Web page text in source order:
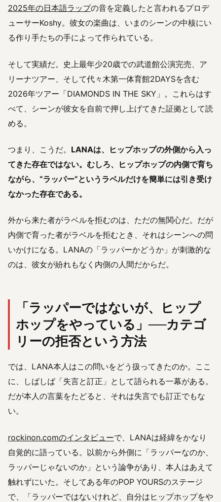
2025年の日本語ラップの音を定義したと言われるプロデ
ューサーKoshy。彼女の楽曲は、いまのシーンの中核にい
る作り手たちの手によって作られている。
そして実績だ。史上最年少20歳での武道館公演完売、ア
リーナツアー、そして代々木第一体育館2DAYSを含む
2026年ツアー「DIAMONDS IN THE SKY」。これらはす
べて、シーンが彼女を自前で押し上げてきた証拠として読
める。
つまり、こうだ。 LANAは、ヒップホップの外側から入っ
てきた存在ではない。むしろ、ヒップホップの内側で育ち
ながら、“ラッパー”というラベルだけを簡単には引き受け
なかった存在である。
外から来た者がラベルを拒むのは、ただの無関心だ。だが
内側で育った者がラベルを拒むとき、それはシーンへの問
いかけになる。LANAの「ラッパーかどうか」が刺激的な
のは、彼女が紛れもなく内側の人間だからだ。
「ラッパーではないが、ヒップ
ホップをやっている」──カテゴ
リーの拒否という方法
では、LANA本人はこの問いをどう扱ってきたのか。ここ
に、しばしば「失言と訂正」として語られる一幕がある。
だが本人の言葉をたどると、それは失言でも訂正でもな
い。
rockinon.comのインタビューで、LANAは経緯をかなり
自覚的に語っている。以前から外側に「ラッパーなのか、
ラッパーじゃないのか」という論争があり、本人はあえて
触れずにいた。そしてある年のPOP YOURSのステージ
で、「ラッパーではないけれど、自分はヒップホップをや